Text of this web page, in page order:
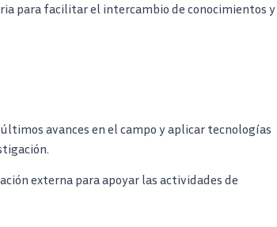
para facilitar el intercambio de conocimientos
avances en el campo y aplicar tecnologías
externa para apoyar las actividades de